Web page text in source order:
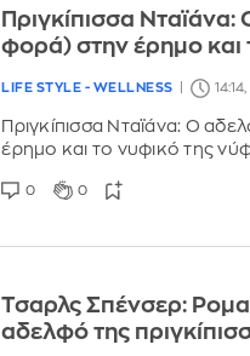
Πριγκίπισσα
φορά) στην έρημο και
LIFE STYLE - WELLNESS
Πριγκίπισσα Νταϊάνα: Ο
έρημο και το νυφικό της
0 0
Τσαρλς Σπένσερ:
αδελφό της